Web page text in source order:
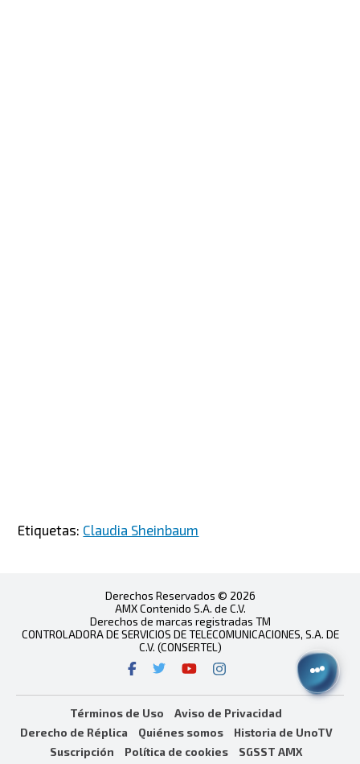
Etiquetas: Claudia Sheinbaum
Derechos Reservados © 2026
AMX Contenido S.A. de C.V.
Derechos de marcas registradas TM
CONTROLADORA DE SERVICIOS DE TELECOMUNICACIONES, S.A. DE
C.V. (CONSERTEL)
Términos de Uso
Aviso de Privacidad
Derecho de Réplica
Quiénes somos
Historia de UnoTV
Suscripción
Política de cookies SGSST AMX